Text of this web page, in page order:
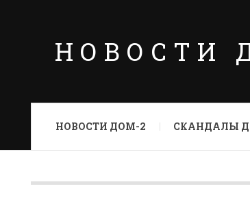
НОВОСТИ
НОВОСТИ ДОМ-2 СКАНДАЛЫ